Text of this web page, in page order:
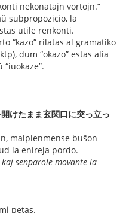
nekonatajn vortojn.”
subpropozicio, la
utile renkonti.
“kazo” rilatas al gramatiko
dum “okazo” estas alia
“iuokaze”.
けたまま玄関口に突っ立っ
malplenmense buŝon
la enireja pordo.
senparole movante la
petas.